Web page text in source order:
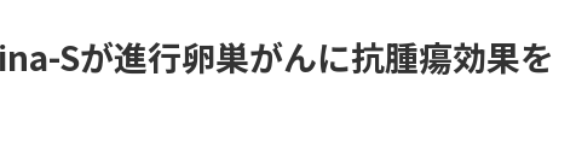
Sが進行卵巣がんに抗腫瘍効果を